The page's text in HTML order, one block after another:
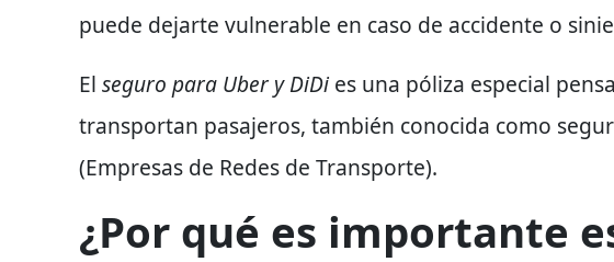
puede dejarte vulnerable en caso de accidente o
El seguro para Uber y DiDi es una póliza especial
transportan pasajeros, también conocida como
(Empresas de Redes de Transporte).
¿Por qué es importante